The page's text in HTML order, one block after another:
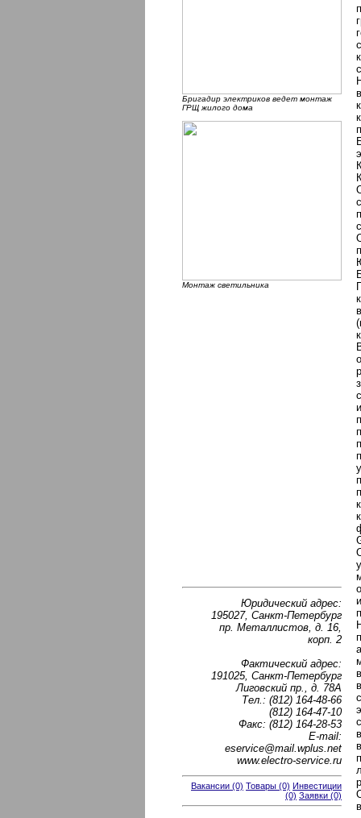
Бригадир электриков ведет монтаж
ГРЩ жилого дома
Монтаж светильника
Юридический адрес:
195027, Санкт-Петербург
пр. Металлистов, д. 16,
корп. 2
Фактический адрес:
191025, Санкт-Петербург
Лиговский пр., д. 78А
Тел.: (812) 164-48-66
(812) 164-47-10
Факс: (812) 164-28-53
Е-mail:
eservice@mail.wplus.net
www.electro-service.ru
Вакансии (0) Товары (0) Инвестиции
(0) Заявки (0)